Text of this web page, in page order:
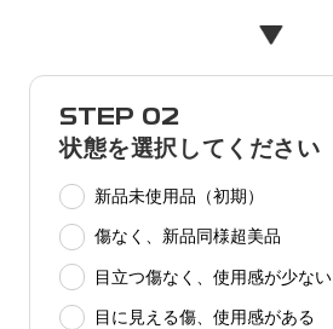
STEP 02
状態を選択してください
新品未使用品（初期）
傷なく、新品同様超美品
目立つ傷なく、使用感が少ない
目に見える傷、使用感がある